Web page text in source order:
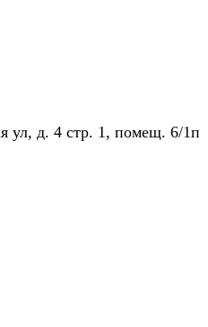
ул, д. 4 стр. 1, помещ. 6/1п